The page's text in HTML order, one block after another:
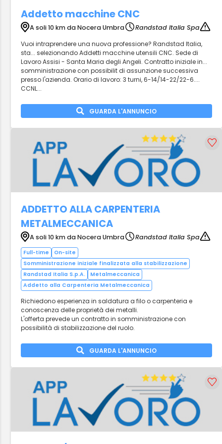
Addetto macchine CNC
A soli 10 km da Nocera Umbra
Randstad Italia Spa
Vuoi intraprendere una nuova professione? Randstad Italia,
sta... selezionando Addetti macchine utensili CNC. Sede di
Lavoro Assisi - Santa Maria degli Angeli. Contratto iniziale in...
somministrazione con possibilit di assunzione successiva
presso l'azienda. Orario di lavoro: 3 turni, 6-14/14-22/22-6....
CCNL...
GUARDA L'ANNUNCIO
ADDETTO ALLA CARPENTERIA
METALMECCANICA
A soli 10 km da Nocera Umbra Randstad Italia Spa
Full-time
On-site
Somministrazione iniziale finalizzata alla stabilizzazione
Randstad Italia S.p.A.
Metalmeccanica
Addetto alla Carpenteria Metalmeccanica
Richiedono esperienza in saldatura a filo o carpenteria e
conoscenza delle proprietà dei metalli.
L'offerta prevede un contratto in somministrazione con
possibilità di stabilizzazione del ruolo.
GUARDA L'ANNUNCIO